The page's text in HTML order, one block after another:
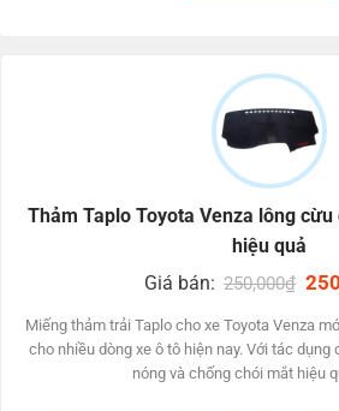
Thảm Taplo Toyota Venza lông
hiệu quả
Giá bán: 250,000₫
Miếng thảm trải Taplo cho xe Toyota Venza
cho nhiều dòng xe ô tô hiện nay. Với tác
nóng và chống chói mắt hiệu